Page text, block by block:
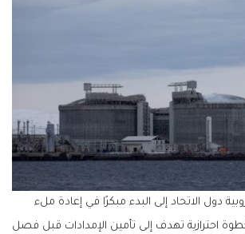
دول الاتحاد إلى البدء مبكرًا في إعادة ملء
احترازية تهدف إلى تأمين الإمدادات قبل فصل